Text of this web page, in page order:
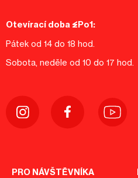
Otevírací doba EPo1:
Pátek od 14 do 18 hod.
Sobota, neděle od 10 do 17 hod.
PRO NÁVŠTĚVNÍKA